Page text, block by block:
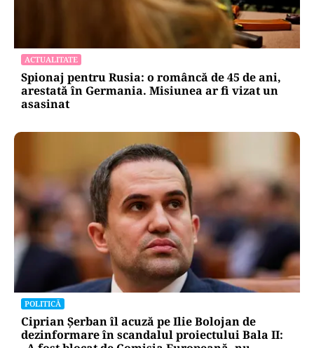
20 de grătare și sute de metri de mese: cum a
intrat Selly în Guinness World Records la
Nibiru
Spionaj pentru Rusia: o româncă de 45 de ani,
arestată în Germania. Misiunea ar fi vizat un
asasinat